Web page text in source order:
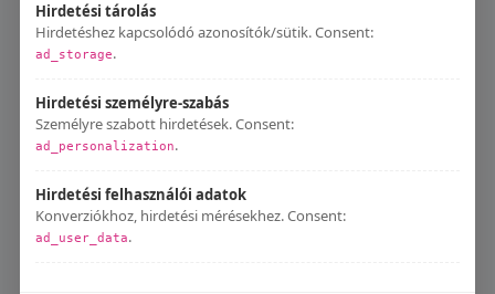
Hirdetési tárolás
Hirdetéshez kapcsolódó azonosítók/sütik. Consent:
ad_storage.
Hirdetési személyre-szabás
Személyre szabott hirdetések. Consent:
ad_personalization.
Hirdetési felhasználói adatok
Konverziókhoz, hirdetési mérésekhez. Consent:
ad_user_data.
1000 OUTLANDER XMR